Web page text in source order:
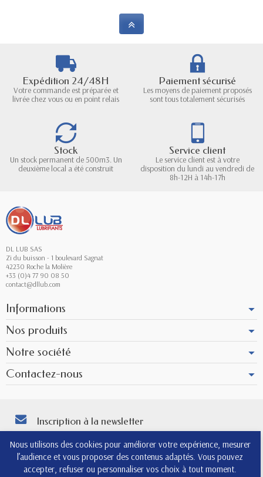
Nous utilisons des cookies pour améliorer votre expérience, mesurer
l’audience et vous proposer des contenus adaptés. Vous pouvez
accepter, refuser ou personnaliser vos choix à tout moment.
Expédition 24/48H
Votre commande est préparée et
livrée chez vous ou en point relais
Paiement sécurisé
Les moyens de paiement proposés
sont tous totalement sécurisés
Stock
Un stock permanent de 500m3. Un
deuxième local a été construit
Service client
Le service client est à votre
disposition du lundi au vendredi de
8h-12H à 14h-17h
DL LUB SAS
Zi du buisson - 1 boulevard Sagnat
42230 Roche la Molière
+33 (0)4 77 90 08 50
contact@dllub.com
Informations
Nos produits
Notre société
Contactez-nous
Inscription à la newsletter
informations de contact dans les conditions d'utilisation du site.
4.8